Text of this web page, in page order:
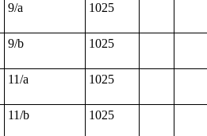
9/a 1025
9/b 1025
11/a 1025
11/b 1025